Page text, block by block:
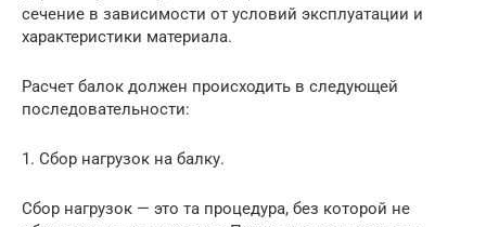
сечение в зависимости от условий эксплуатации и
характеристики материала.
Расчет балок должен происходить в следующей
последовательности:
1. Сбор нагрузок на балку.
Сбор нагрузок — это та процедура, без которой не